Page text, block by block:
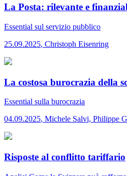
La Posta: rilevante e
Essential sul servizio pubblico
25.09.2025, Christoph Eisenring
La costosa burocrazia della
Essential sulla burocrazia
04.09.2025, Michele Salvi, Philippe
Risposte al conflitto tariffario